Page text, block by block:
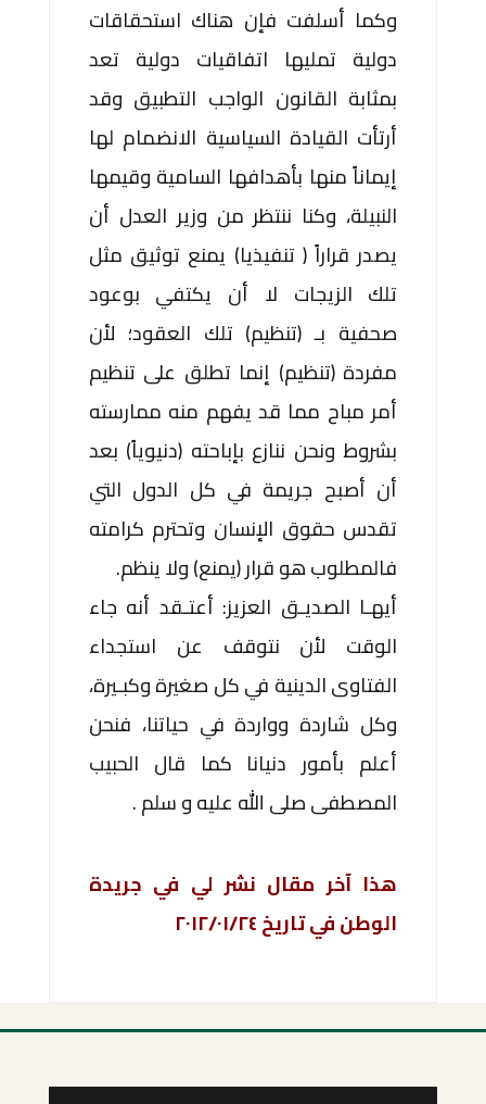
وكما أسلفت فإن هناك استحقاقات
دولية تمليها اتفاقيات دولية تعد
بمثابة القانون الواجب التطبيق وقد
أرتأت القيادة السياسية الانضمام لها
إيماناً منها بأهدافها السامية وقيمها
النبيلة، وكنا ننتظر من وزير العدل أن
يصدر قراراً ( تنفيذيا) يمنع توثيق مثل
تلك الزيجات لا أن يكتفي بوعود
صحفية بـ (تنظيم) تلك العقود؛ لأن
مفردة (تنظيم) إنما تطلق على تنظيم
أمر مباح مما قد يفهم منه ممارسته
بشروط ونحن ننازع بإباحته (دنيوياً) بعد
أن أصبح جريمة في كل الدول التي
تقدس حقوق الإنسان وتحترم كرامته
فالمطلوب هو قرار (يمنع) ولا ينظم.
أيهـا الصديـق العزيز: أعتـقد أنه جاء
الوقت لأن نتوقف عن استجداء
الفتاوى الدينية في كل صغيرة وكبـيرة،
وكل شاردة وواردة في حياتنا، فنحن
أعلم بأمور دنيانا كما قال الحبيب
المصطفى صلى الله عليه و سلم .
هذا آخر مقال نشر لي في جريدة
الوطن في تاريخ ٢٠١٢/٠١/٢٤